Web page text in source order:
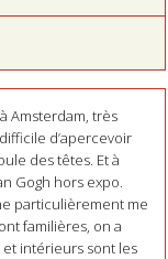
Amsterdam, très
d’apercevoir
des têtes. Et à
Gogh hors expo.
particulièrement me
familières, on a
et intérieurs sont les